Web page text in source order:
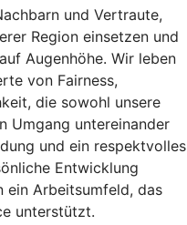
und Vertraute,
Region einsetzen und
Augenhöhe. Wir leben
von Fairness,
die sowohl unsere
Umgang untereinander
und ein respektvolles
Entwicklung
ein Arbeitsumfeld, das
unterstützt.